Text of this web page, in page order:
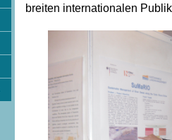
breiten internationalen